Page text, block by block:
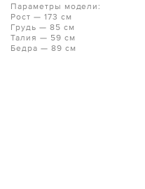
Параметры модели:
Рост — 173 см
Грудь — 85 см
Талия — 59 см
Бедра — 89 см